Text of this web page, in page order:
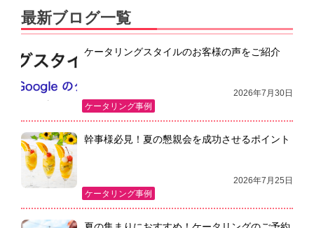
最新ブログ一覧
ケータリングスタイルのお客様の声をご紹介
2026年7月30日
ケータリング事例
幹事様必見！夏の懇親会を成功させるポイント
2026年7月25日
ケータリング事例